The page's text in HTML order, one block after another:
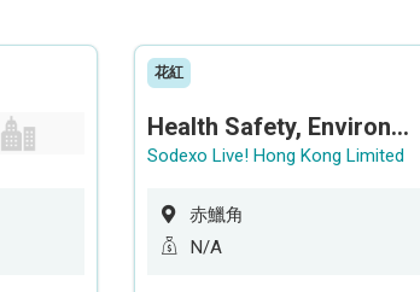
花紅
Health Safety, Environment & Quality Assurance Officer (Maternity cover – 5 months contract)
Sodexo Live! Hong Kong Limited
赤鱲角
N/A